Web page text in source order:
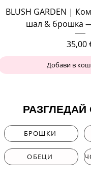
BLUSH GARDEN |
шал & брошка
Цена
35,00
Добави в
БРОШКИ
ОБЕЦИ